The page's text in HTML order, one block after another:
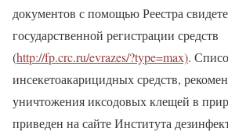
документов с помощью Реестра
государственной регистрации средств
(http://fp.crc.ru/evrazes/?type=max).
инсекетоакарицидных средств,
уничтожения иксодовых клещей в
приведен на сайте Института